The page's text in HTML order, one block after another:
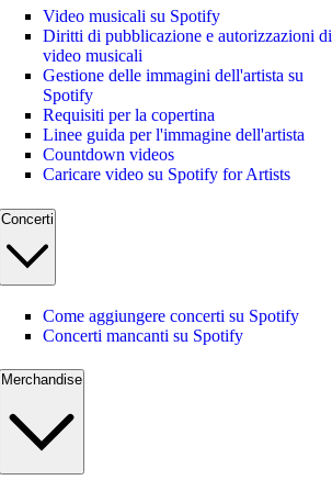
Video musicali su Spotify
Diritti di pubblicazione e autorizzazioni di
video musicali
Gestione delle immagini dell'artista su
Spotify
Requisiti per la copertina
Linee guida per l'immagine dell'artista
Countdown videos
Caricare video su Spotify for Artists
Concerti
Come aggiungere concerti su Spotify
Concerti mancanti su Spotify
Merchandise